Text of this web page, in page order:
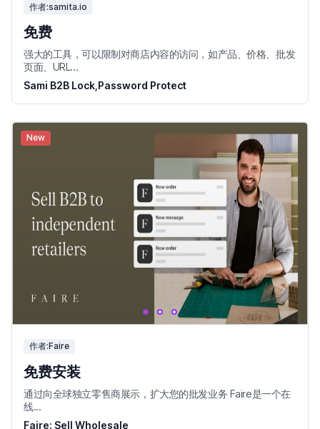
作者:samita.io
免费
强大的工具，可以限制对商店内容的访问，如产品、价格、批发
页面、URL...
Sami B2B Lock,Password Protect
New
作者:Faire
免费安装
通过向全球独立零售商展示，扩大您的批发业务 Faire是一个在
线...
Faire: Sell Wholesale